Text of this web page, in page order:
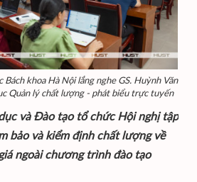
Bách khoa Hà Nội lắng nghe GS. Huỳnh Văn
Quản lý chất lượng - phát biểu trực tuyến
và Đào tạo tổ chức Hội nghị tập
bảo và kiểm định chất lượng về
ngoài chương trình đào tạo